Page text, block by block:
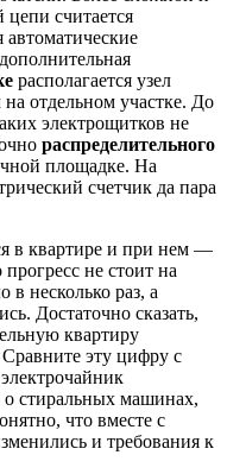
считается
автоматические
располагается узел
на отдельном участке. До
электрощитков не
распределительного
площадке. На
счетчик да пара
в квартире и при нем —
не стоит на
в несколько раз, а
Достаточно сказать,
квартиру
эту цифру с
о стиральных машинах,
что вместе с
и требования к